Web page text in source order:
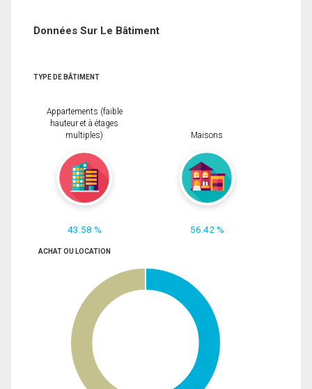
Données Sur Le Bâtiment
TYPE DE BÂTIMENT
Appartements (faible
hauteur et à étages
multiples)
43.58 %
Maisons
56.42 %
ACHAT OU LOCATION